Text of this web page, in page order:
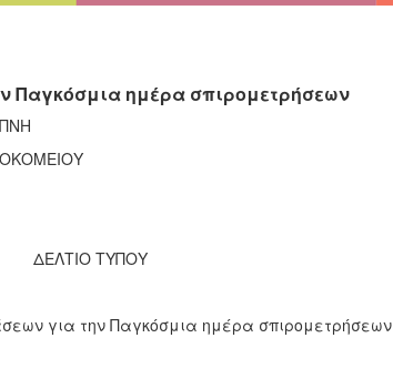
Παγκόσμια ημέρα σπιρομετρήσεων
ΔΕΛΤΙΟ ΤΥΠΟΥ
για την Παγκόσμια ημέρα σπιρομετρήσεων